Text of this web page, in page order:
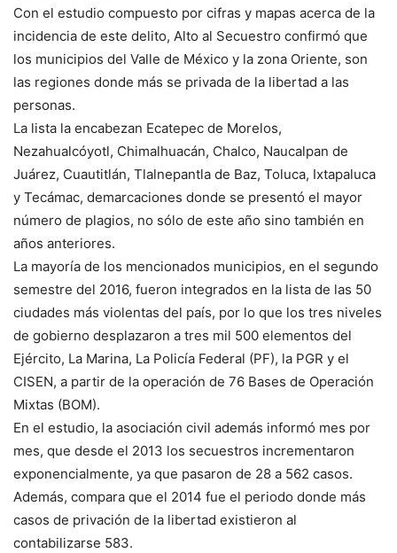
Con el estudio compuesto por cifras y mapas acerca de la
incidencia de este delito, Alto al Secuestro confirmó que
los municipios del Valle de México y la zona Oriente, son
las regiones donde más se privada de la libertad a las
personas.
La lista la encabezan Ecatepec de Morelos,
Nezahualcóyotl, Chimalhuacán, Chalco, Naucalpan de
Juárez, Cuautitlán, Tlalnepantla de Baz, Toluca, Ixtapaluca
y Tecámac, demarcaciones donde se presentó el mayor
número de plagios, no sólo de este año sino también en
años anteriores.
La mayoría de los mencionados municipios, en el segundo
semestre del 2016, fueron integrados en la lista de las 50
ciudades más violentas del país, por lo que los tres niveles
de gobierno desplazaron a tres mil 500 elementos del
Ejército, La Marina, La Policía Federal (PF), la PGR y el
CISEN, a partir de la operación de 76 Bases de Operación
Mixtas (BOM).
En el estudio, la asociación civil además informó mes por
mes, que desde el 2013 los secuestros incrementaron
exponencialmente, ya que pasaron de 28 a 562 casos.
Además, compara que el 2014 fue el periodo donde más
casos de privación de la libertad existieron al
contabilizarse 583.